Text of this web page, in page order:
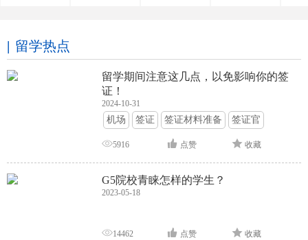
留学热点
留学期间注意这几点，以免影响你的签
证！
2024-10-31
机场 签证 签证材料准备 签证官
签证面试 签证申请攻略
5916 点赞 收藏
G5院校青睐怎样的学生？
2023-05-18
14462 点赞 收藏